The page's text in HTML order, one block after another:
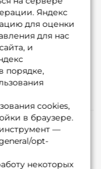
Яндекс
для оценки
для нас
и
порядке,
cookies,
в браузере.
—
opt-
некоторых